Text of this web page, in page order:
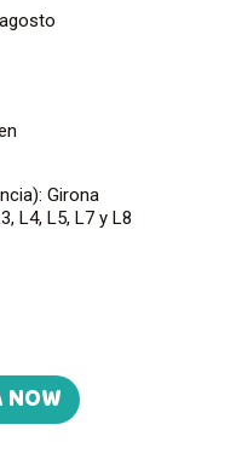
Girona
L4, L5, L7 y L8
NOW